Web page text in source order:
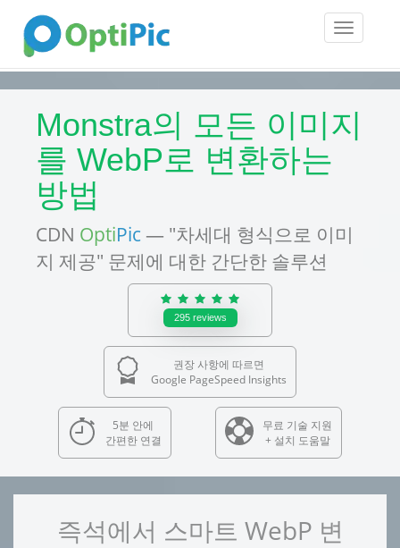
Toggle
Monstra의 모든 이미지
를 WebP로 변환하는
방법
CDN OptiPic — "차세대 형식으로 이미
지 제공" 문제에 대한 간단한 솔루션
295 reviews
권장 사항에 따르면
Google PageSpeed Insights
5분 안에
간편한 연결
무료 기술 지원
+ 설치 도움말
즉석에서 스마트 WebP 변